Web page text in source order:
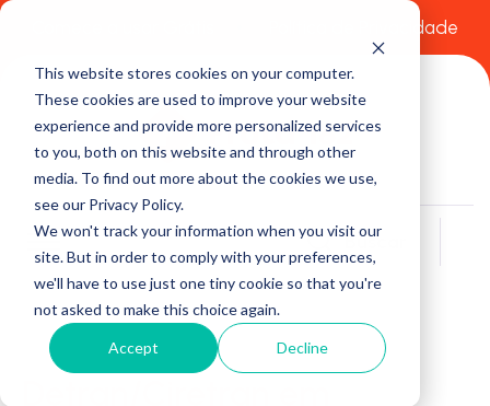
This website stores cookies on your computer.
These cookies are used to improve your website
experience and provide more personalized services
to you, both on this website and through other
media. To find out more about the cookies we use,
see our Privacy Policy.
We won't track your information when you visit our
site. But in order to comply with your preferences,
we'll have to use just one tiny cookie so that you're
not asked to make this choice again.
Accept Decline
Política de Privacidade
Buscar